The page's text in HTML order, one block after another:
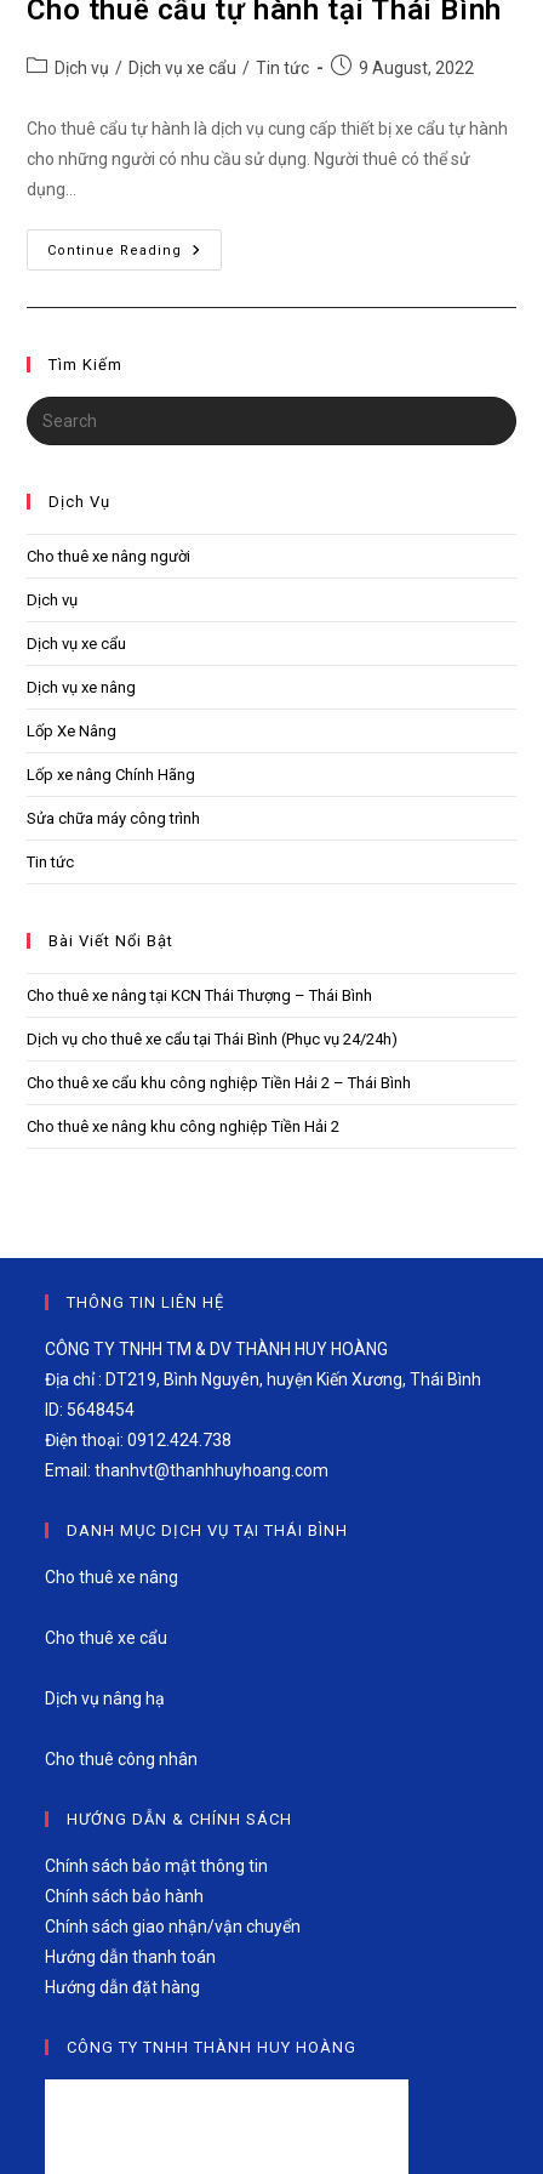
Cho thuê cẩu tự hành tại Thái Bình
PostDịch vụ / Dịch vụ xe cẩu / Tin tức
Post9 August, 2022
Cho thuê cẩu tự hành là dịch vụ cung cấp thiết bị xe cẩu tự hành
cho những người có nhu cầu sử dụng. Người thuê có thể sử
dụng…
Continue Reading
Cho
Thuê
Tìm Kiếm
Dịch Vụ
Cho thuê xe nâng người
Dịch vụ
Dịch vụ xe cẩu
Dịch vụ xe nâng
Lốp Xe Nâng
Lốp xe nâng Chính Hãng
Sửa chữa máy công trình
Tin tức
Bài Viết Nổi Bật
Cho thuê xe nâng tại KCN Thái Thượng – Thái Bình
Dịch vụ cho thuê xe cẩu tại Thái Bình (Phục vụ 24/24h)
Cho thuê xe cẩu khu công nghiệp Tiền Hải 2 – Thái Bình
Cho thuê xe nâng khu công nghiệp Tiền Hải 2
THÔNG TIN LIÊN HỆ
CÔNG TY TNHH TM & DV THÀNH HUY HOÀNG
Địa chỉ : DT219, Bình Nguyên, huyện Kiến Xương, Thái Bình
ID: 5648454
Điện thoại: 0912.424.738
Email:thanhvt@thanhhuyhoang.com
DANH MỤC DỊCH VỤ TẠI THÁI BÌNH
Cho thuê xe nâng
Cho thuê xe cẩu
Dịch vụ nâng hạ
Cho thuê công nhân
HƯỚNG DẪN & CHÍNH SÁCH
Chính sách bảo mật thông tin
Chính sách bảo hành
Chính sách giao nhận/vận chuyển
Hướng dẫn thanh toán
Hướng dẫn đặt hàng
CÔNG TY TNHH THÀNH HUY HOÀNG